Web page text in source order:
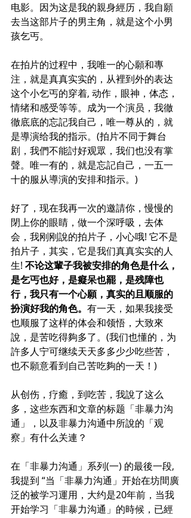
电影。因为这是我的親身經历，我自願
去当这部片子的男主角，就是这个小男
孩乞丐。
在拍片的过程中，我唯一的心願和專
注，就是真真实实的，从裡到外的表达
这个小乞丐的穿着, 动作，眼神，体态，
情绪和感受等等。成为一个演员，我徹
徹底底的忘記我自己，唯一尊从的，就
是導演给我的指示。(拍片不同于舞台
剧，我們不能討好观眾，我们也没有掌
聲。唯一有的，就是忘記自己，一五一
十的服从導演的安排和指示。)
好了，现在我再一次的邀請你，慢慢的
閉上你的眼睛，做一个深呼吸，去体
会，我刚刚說的拍片子，小心哦! 它不是
拍片子，其实，它是我们真真实实的人
生! 不论这輩子我被安排的角色是什么，
是乞丐也好，是癡呆也罷，是残障也
行，我只有一个心願，真实的且顺服的
扮演好我的角色。 有一天，如果我接受
也顺服了这样的体会和领悟，大致來
說，是苦吃得夠多了。(我们也懂的，为
許多人宁可继续天天多多少少吃些苦，
也不願意看到自己苦吃夠的一天！)
从创伤，疗癒，到吃苦，我說了这么
多，这些东西和文章的标题「非暴力沟
通」，以及非暴力沟通中所說的「观
察」有什么关連？
在「非暴力沟通」系列(一) 的最後一段,
我提到 “当「非暴力沟通」开始在坊間廣
泛的被学习運用，大约是20年前，当我
开始学习「非暴力沟通」的時候，已經